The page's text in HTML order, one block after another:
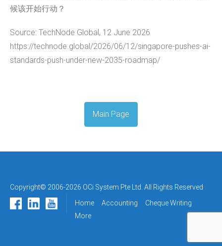
候该开始行动？
Source: TechNode Global, 12 June 2026
https://technode.global/2026/06/12/singapore-pushes-ai-
standards-push-under-new-2035-roadmap/
Main Page
Copyright© 2006-2026 OCi System Pte Ltd. All Rights Reserved
Home Accounting
Cheque Writing
More